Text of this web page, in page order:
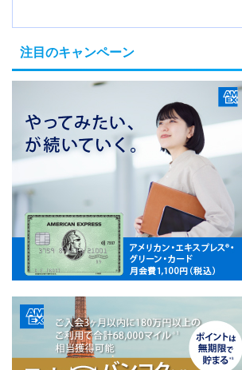
注目のキャンペーン